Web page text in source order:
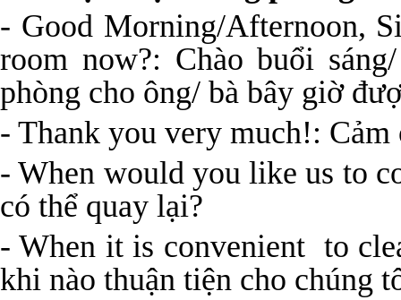
- Good Morning/Afternoon,
room now?: Chào buổi
phòng cho ông/ bà bây giờ
- Thank you very much!:
- When would you like us to
có thể quay lại?
- When it is convenient to
khi nào thuận tiện cho chúng